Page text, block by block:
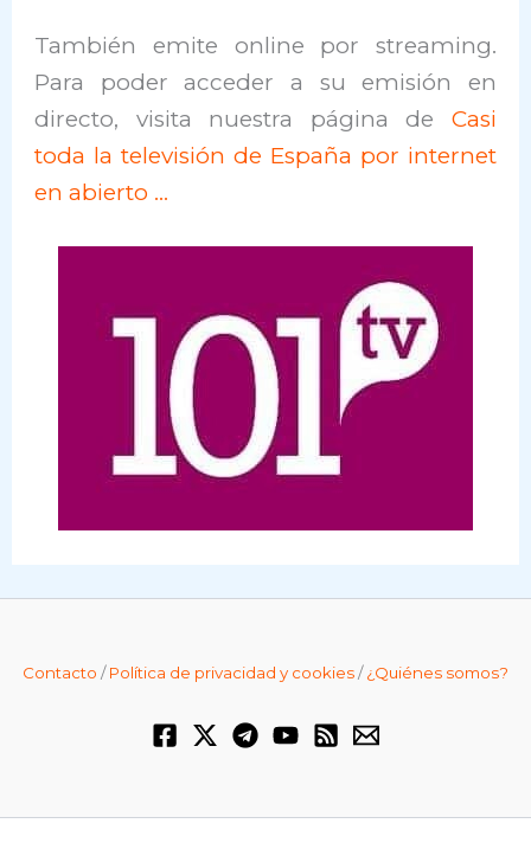
También emite online por streaming.
Para poder acceder a su emisión en
directo, visita nuestra página de Casi
toda la televisión de España por internet
en abierto …
Contacto /Política de privacidad y cookies/¿Quiénes somos?